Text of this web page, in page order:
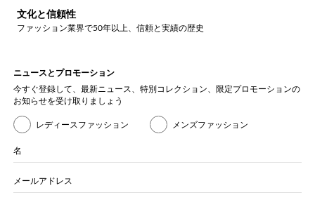
文化と信頼性
ファッション業界で50年以上、信頼と実績の歴史
ニュースとプロモーション
今すぐ登録して、最新ニュース、特別コレクション、限定プロモーションの
お知らせを受け取りましょう
レディースファッション メンズファッション
名
メールアドレス